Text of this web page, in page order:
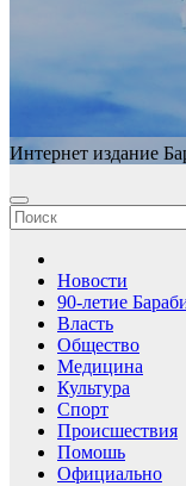
Интернет издание
Новости
90-летие
Власть
Общество
Медицина
Культура
Спорт
Происшествия
Помошь
Официально